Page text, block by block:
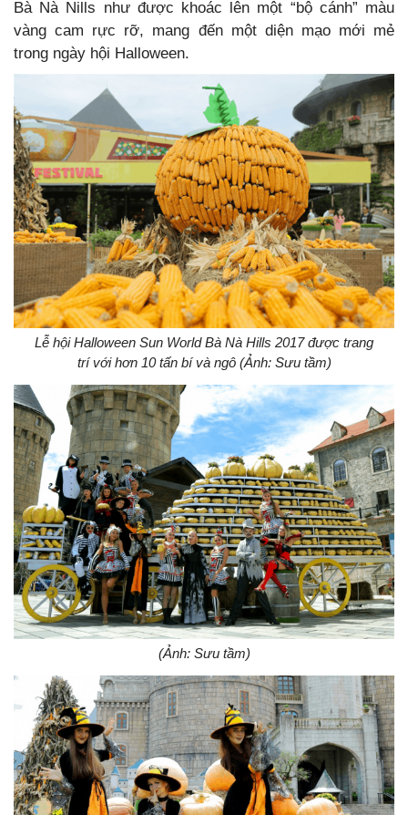
Bà Nà Nills như được khoác lên một “bộ cánh” màu
vàng cam rực rỡ, mang đến một diện mạo mới mẻ
trong ngày hội Halloween.
Lễ hội Halloween Sun World Bà Nà Hills 2017 được trang
trí với hơn 10 tấn bí và ngô (Ảnh: Sưu tầm)
(Ảnh: Sưu tầm)